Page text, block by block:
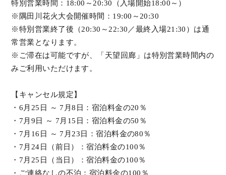
特別営業時間：18:00～20:30（入場開始18:00～）
※隅田川花火大会開催時間：19:00～20:30
※特別営業終了後（20:30～22:30／最終入場21:30）は通
常営業となります。
※ご滞在は可能ですが、「天望回廊」は特別営業時間内の
みご利用いただけます。
【キャンセル規定】
・6月25日 ～ 7月8日：宿泊料金の20％
・7月9日 ～ 7月15日：宿泊料金の50％
・7月16日 ～ 7月23日：宿泊料金の80％
・7月24日（前日）：宿泊料金の100％
・7月25日（当日）：宿泊料金の100％
・ご連絡なしの不泊：宿泊料金の100％